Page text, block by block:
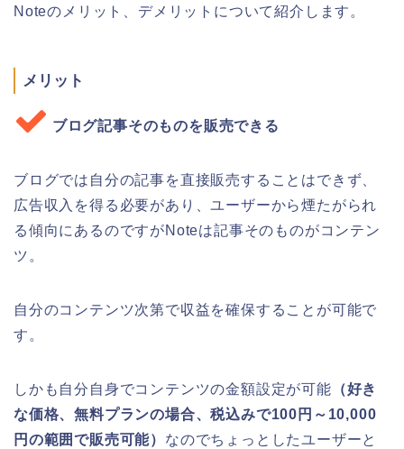
Noteのメリット、デメリットについて紹介します。
メリット
ブログ記事そのものを販売できる
ブログでは自分の記事を直接販売することはできず、
広告収入を得る必要があり、ユーザーから煙たがられ
る傾向にあるのですがNoteは記事そのものがコンテン
ツ。
自分のコンテンツ次第で収益を確保することが可能で
す。
しかも自分自身でコンテンツの金額設定が可能 （好き
な価格、無料プランの場合、税込みで100円～10,000
円の範囲で販売可能） なのでちょっとしたユーザーと